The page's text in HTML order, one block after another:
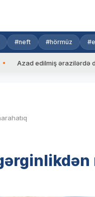
#neft #hörmüz
edilmiş ərazilərdə daha